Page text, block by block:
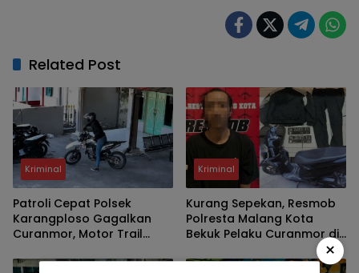
Related Post
Kriminal
Patroli Cepat Polsek
Karangploso Gagalkan
Curanmor, Motor Trail
Hitungan Jam
Kriminal
Kurang Sepekan, Resmob
Polresta Malang Kota
Bekuk Pelaku Curanmor di
Pelajar Asal Sumenep
×